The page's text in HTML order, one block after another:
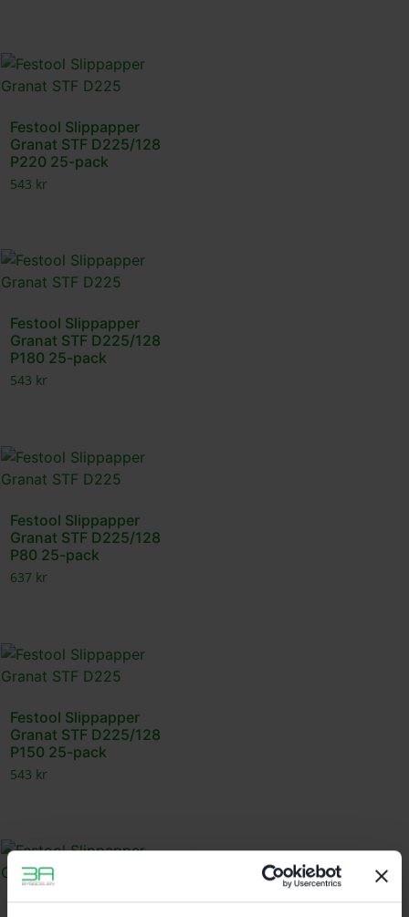
Festool Slippapper
Granat STF D225/128
P220 25-pack
543 kr
Festool Slippapper
Granat STF D225/128
P180 25-pack
543 kr
Festool Slippapper
Granat STF D225/128
P80 25-pack
637 kr
Festool Slippapper
Granat STF D225/128
P150 25-pack
543 kr